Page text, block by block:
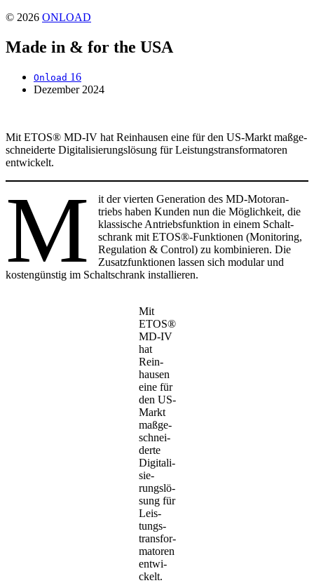
© 2026 ONLOAD
Made in & for the USA
Onload 16
Dezember 2024
Mit ETOS® MD-IV hat Rein­hausen eine für den US-Markt maßge­
schnei­derte Digi­ta­li­sie­rungs­lö­sung für Leis­tungs­trans­for­ma­toren
entwi­ckelt.
M
it der vierten Gene­ra­tion des MD-Motor­an­
triebs haben Kunden nun die Möglich­keit, die
klas­si­sche Antriebs­funk­tion in einem Schalt­
schrank mit ETOS®-Funktionen (Moni­to­ring,
Regu­la­tion & Control) zu kombi­nieren. Die
Zusatz­funk­tionen lassen sich modular und
kosten­günstig im Schalt­schrank instal­lieren.
Mit
ETOS®
MD-IV
hat
Rein­
hausen
eine für
den US-
Markt
maßge­
schnei­
derte
Digi­ta­li­
sie­
rungs­lö­
sung für
Leis­
tungs­
trans­for­
ma­toren
entwi­
ckelt.